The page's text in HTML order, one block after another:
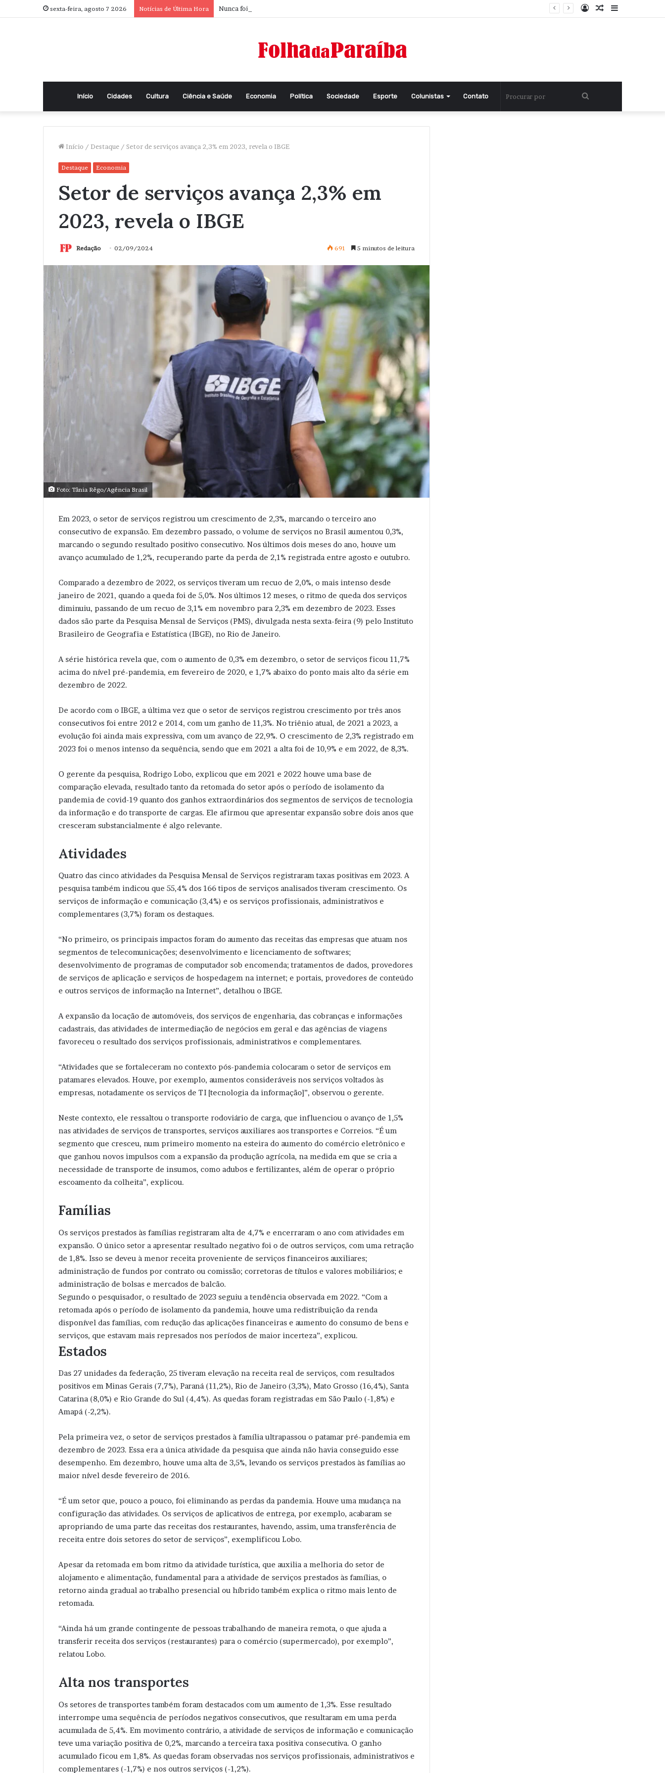
sexta-feira, agosto 7 2026 Notícias de Última Hora Nunca foi tão difícil pensar
Artigo
Entrar
Início Cidades Cultura Ciência e Saúde Economia Política Sociedade Esporte Colunistas Contato Procurar
Início / Destaque / Setor de serviços avança 2,3% em 2023, revela o IBGE
Destaque Economia
Setor de serviços avança 2,3% em
2023, revela o IBGE
Redação 02/09/2024 691 5 minutos de leitura
Foto: Tânia Rêgo/Agência Brasil
Em 2023, o setor de serviços registrou um crescimento de 2,3%, marcando o terceiro ano
consecutivo de expansão. Em dezembro passado, o volume de serviços no Brasil aumentou 0,3%,
marcando o segundo resultado positivo consecutivo. Nos últimos dois meses do ano, houve um
avanço acumulado de 1,2%, recuperando parte da perda de 2,1% registrada entre agosto e outubro.
Comparado a dezembro de 2022, os serviços tiveram um recuo de 2,0%, o mais intenso desde
janeiro de 2021, quando a queda foi de 5,0%. Nos últimos 12 meses, o ritmo de queda dos serviços
diminuiu, passando de um recuo de 3,1% em novembro para 2,3% em dezembro de 2023. Esses
dados são parte da Pesquisa Mensal de Serviços (PMS), divulgada nesta sexta-feira (9) pelo Instituto
Brasileiro de Geografia e Estatística (IBGE), no Rio de Janeiro.
A série histórica revela que, com o aumento de 0,3% em dezembro, o setor de serviços ficou 11,7%
acima do nível pré-pandemia, em fevereiro de 2020, e 1,7% abaixo do ponto mais alto da série em
dezembro de 2022.
De acordo com o IBGE, a última vez que o setor de serviços registrou crescimento por três anos
consecutivos foi entre 2012 e 2014, com um ganho de 11,3%. No triênio atual, de 2021 a 2023, a
evolução foi ainda mais expressiva, com um avanço de 22,9%. O crescimento de 2,3% registrado em
2023 foi o menos intenso da sequência, sendo que em 2021 a alta foi de 10,9% e em 2022, de 8,3%.
O gerente da pesquisa, Rodrigo Lobo, explicou que em 2021 e 2022 houve uma base de
comparação elevada, resultado tanto da retomada do setor após o período de isolamento da
pandemia de covid-19 quanto dos ganhos extraordinários dos segmentos de serviços de tecnologia
da informação e do transporte de cargas. Ele afirmou que apresentar expansão sobre dois anos que
cresceram substancialmente é algo relevante.
Atividades
Quatro das cinco atividades da Pesquisa Mensal de Serviços registraram taxas positivas em 2023. A
pesquisa também indicou que 55,4% dos 166 tipos de serviços analisados tiveram crescimento. Os
serviços de informação e comunicação (3,4%) e os serviços profissionais, administrativos e
complementares (3,7%) foram os destaques.
“No primeiro, os principais impactos foram do aumento das receitas das empresas que atuam nos
segmentos de telecomunicações; desenvolvimento e licenciamento de softwares;
desenvolvimento de programas de computador sob encomenda; tratamentos de dados, provedores
de serviços de aplicação e serviços de hospedagem na internet; e portais, provedores de conteúdo
e outros serviços de informação na Internet”, detalhou o IBGE.
A expansão da locação de automóveis, dos serviços de engenharia, das cobranças e informações
cadastrais, das atividades de intermediação de negócios em geral e das agências de viagens
favoreceu o resultado dos serviços profissionais, administrativos e complementares.
“Atividades que se fortaleceram no contexto pós-pandemia colocaram o setor de serviços em
patamares elevados. Houve, por exemplo, aumentos consideráveis nos serviços voltados às
empresas, notadamente os serviços de TI [tecnologia da informação]”, observou o gerente.
Neste contexto, ele ressaltou o transporte rodoviário de carga, que influenciou o avanço de 1,5%
nas atividades de serviços de transportes, serviços auxiliares aos transportes e Correios. “É um
segmento que cresceu, num primeiro momento na esteira do aumento do comércio eletrônico e
que ganhou novos impulsos com a expansão da produção agrícola, na medida em que se cria a
necessidade de transporte de insumos, como adubos e fertilizantes, além de operar o próprio
escoamento da colheita”, explicou.
Famílias
Os serviços prestados às famílias registraram alta de 4,7% e encerraram o ano com atividades em
expansão. O único setor a apresentar resultado negativo foi o de outros serviços, com uma retração
de 1,8%. Isso se deveu à menor receita proveniente de serviços financeiros auxiliares;
administração de fundos por contrato ou comissão; corretoras de títulos e valores mobiliários; e
administração de bolsas e mercados de balcão.
Segundo o pesquisador, o resultado de 2023 seguiu a tendência observada em 2022. “Com a
retomada após o período de isolamento da pandemia, houve uma redistribuição da renda
disponível das famílias, com redução das aplicações financeiras e aumento do consumo de bens e
serviços, que estavam mais represados nos períodos de maior incerteza”, explicou.
Estados
Das 27 unidades da federação, 25 tiveram elevação na receita real de serviços, com resultados
positivos em Minas Gerais (7,7%), Paraná (11,2%), Rio de Janeiro (3,3%), Mato Grosso (16,4%), Santa
Catarina (8,0%) e Rio Grande do Sul (4,4%). As quedas foram registradas em São Paulo (-1,8%) e
Amapá (-2,2%).
Pela primeira vez, o setor de serviços prestados à família ultrapassou o patamar pré-pandemia em
dezembro de 2023. Essa era a única atividade da pesquisa que ainda não havia conseguido esse
desempenho. Em dezembro, houve uma alta de 3,5%, levando os serviços prestados às famílias ao
maior nível desde fevereiro de 2016.
“É um setor que, pouco a pouco, foi eliminando as perdas da pandemia. Houve uma mudança na
configuração das atividades. Os serviços de aplicativos de entrega, por exemplo, acabaram se
apropriando de uma parte das receitas dos restaurantes, havendo, assim, uma transferência de
receita entre dois setores do setor de serviços”, exemplificou Lobo.
Apesar da retomada em bom ritmo da atividade turística, que auxilia a melhoria do setor de
alojamento e alimentação, fundamental para a atividade de serviços prestados às famílias, o
retorno ainda gradual ao trabalho presencial ou híbrido também explica o ritmo mais lento de
retomada.
“Ainda há um grande contingente de pessoas trabalhando de maneira remota, o que ajuda a
transferir receita dos serviços (restaurantes) para o comércio (supermercado), por exemplo”,
relatou Lobo.
Alta nos transportes
Os setores de transportes também foram destacados com um aumento de 1,3%. Esse resultado
interrompe uma sequência de períodos negativos consecutivos, que resultaram em uma perda
acumulada de 5,4%. Em movimento contrário, a atividade de serviços de informação e comunicação
teve uma variação positiva de 0,2%, marcando a terceira taxa positiva consecutiva. O ganho
acumulado ficou em 1,8%. As quedas foram observadas nos serviços profissionais, administrativos e
complementares (-1,7%) e nos outros serviços (-1,2%).